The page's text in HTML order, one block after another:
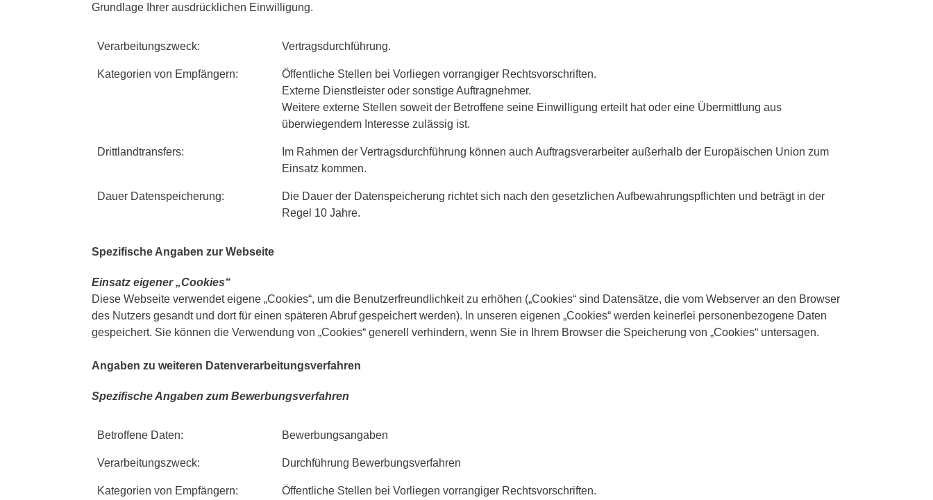
Grundlage Ihrer ausdrücklichen Einwilligung.
Verarbeitungszweck: Vertragsdurchführung.
Kategorien von Empfängern:
Öffentliche Stellen bei Vorliegen vorrangiger Rechtsvorschriften.
Externe Dienstleister oder sonstige Auftragnehmer.
Weitere externe Stellen soweit der Betroffene seine Einwilligung erteilt hat oder eine Übermittlung aus
überwiegendem Interesse zulässig ist.
Drittlandtransfers:
Im Rahmen der Vertragsdurchführung können auch Auftragsverarbeiter außerhalb der Europäischen Union zum
Einsatz kommen.
Dauer Datenspeicherung:
Die Dauer der Datenspeicherung richtet sich nach den gesetzlichen Aufbewahrungspflichten und beträgt in der
Regel 10 Jahre.
Spezifische Angaben zur Webseite
Einsatz eigener „Cookies“
Diese Webseite verwendet eigene „Cookies“, um die Benutzerfreundlichkeit zu erhöhen („Cookies“ sind Datensätze, die vom Webserver an den Browser
des Nutzers gesandt und dort für einen späteren Abruf gespeichert werden). In unseren eigenen „Cookies“ werden keinerlei personenbezogene Daten
gespeichert. Sie können die Verwendung von „Cookies“ generell verhindern, wenn Sie in Ihrem Browser die Speicherung von „Cookies“ untersagen.
Angaben zu weiteren Datenverarbeitungsverfahren
Spezifische Angaben zum Bewerbungsverfahren
Betroffene Daten: Bewerbungsangaben
Verarbeitungszweck: Durchführung Bewerbungsverfahren
Kategorien von Empfängern:
Öffentliche Stellen bei Vorliegen vorrangiger Rechtsvorschriften.